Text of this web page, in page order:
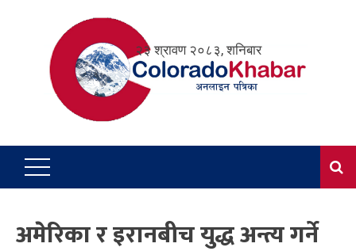
२३ श्रावण २०८३, शनिबार
अमेरिका र इरानबीच युद्ध अन्त्य गर्ने